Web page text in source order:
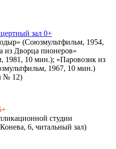
зал 0+
(Союзмультфильм, 1954,
из Дворца пионеров»
1981, 10 мин.); «Паровозик из
1967, 10 мин.)
№ 12)
студии
6, читальный зал)